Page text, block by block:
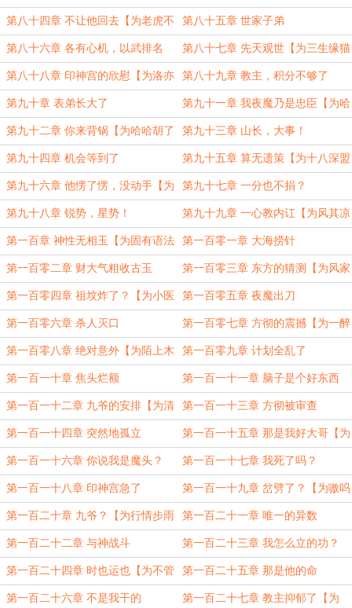
飘萍盟主加更】
第八十四章 不让他回去【为老虎不
是大猫盟主加更】
第八十五章 世家子弟
第八十六章 各有心机，以武排名 第八十七章 先天观世【为三生缘猫
猫盟主加更】
第八十八章 印神宫的欣慰【为洛亦
云盟主加更】
第八十九章 教主，积分不够了
第九十章 表弟长大了 第九十一章 我夜魔乃是忠臣【为哈
哈胡了盟主加更1】
第九十二章 你来背锅【为哈哈胡了
盟主加更2】
第九十三章 山长，大事！
第九十四章 机会等到了 第九十五章 算无遗策【为十八深盟
主加更】
第九十六章 他愣了愣，没动手【为
风雪峰盟主加更】
第九十七章 一分也不捐？
第九十八章 锐势，星势！ 第九十九章 一心教内讧【为风其凉
盟主加更】
第一百章 神性无相玉【为固有语法
v盟主加更】
第一百零一章 大海捞针
第一百零二章 财大气粗收古玉 第一百零三章 东方的猜测【为风家
泡泡盟主加更】
第一百零四章 祖坟炸了？【为小医
师盟主加更】
第一百零五章 夜魔出刀
第一百零六章 杀人灭口 第一百零七章 方彻的震撼【为一醉
=千愁盟主加更】
第一百零八章 绝对意外【为陌上木
易苗盟主加更】
第一百零九章 计划全乱了
第一百一十章 焦头烂额 第一百一十一章 脑子是个好东西
【为爱笑的加菲盟主加更】
第一百一十二章 九爷的安排【为清
箫岛岛主盟主加更】
第一百一十三章 方彻被审查
第一百一十四章 突然地孤立 第一百一十五章 那是我好大哥【为
易成拾吉盟主加更】
第一百一十六章 你说我是魔头？
【为秋雨梧桐落叶时盟主加更】
第一百一十七章 我死了吗？
第一百一十八章 印神宫急了 第一百一十九章 岔劈了？【为嗷呜
一口柠檬盟主加更】
第一百二十章 九爷？【为行情步雨
盟主加更】
第一百二十一章 唯一的异数
第一百二十二章 与神战斗 第一百二十三章 我怎么立的功？
【为紫诺盟主加更】
第一百二十四章 时也运也【为不管
不顾不理盟主加更】
第一百二十五章 那是他的命
第一百二十六章 不是我干的 第一百二十七章 教主抑郁了【为